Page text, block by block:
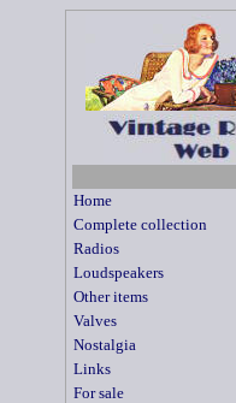
Home
Complete collection
Radios
Loudspeakers
Other items
Valves
Nostalgia
Links
For sale